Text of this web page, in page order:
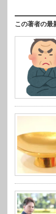
この著者の最